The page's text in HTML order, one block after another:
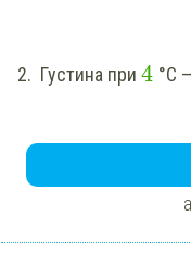
2. Густина при 4 °С